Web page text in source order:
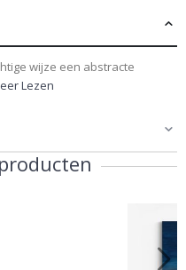
wijze een abstracte
Lezen